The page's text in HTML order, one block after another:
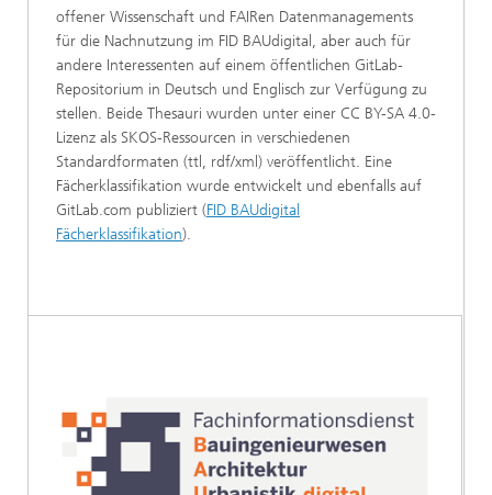
offener Wissenschaft und FAIRen Datenmanagements
für die Nachnutzung im FID BAUdigital, aber auch für
andere Interessenten auf einem öffentlichen GitLab-
Repositorium in Deutsch und Englisch zur Verfügung zu
stellen. Beide Thesauri wurden unter einer CC BY-SA 4.0-
Lizenz als SKOS-Ressourcen in verschiedenen
Standardformaten (ttl, rdf/xml) veröffentlicht. Eine
Fächerklassifikation wurde entwickelt und ebenfalls auf
GitLab.com publiziert (FID BAUdigital
Fächerklassifikation).